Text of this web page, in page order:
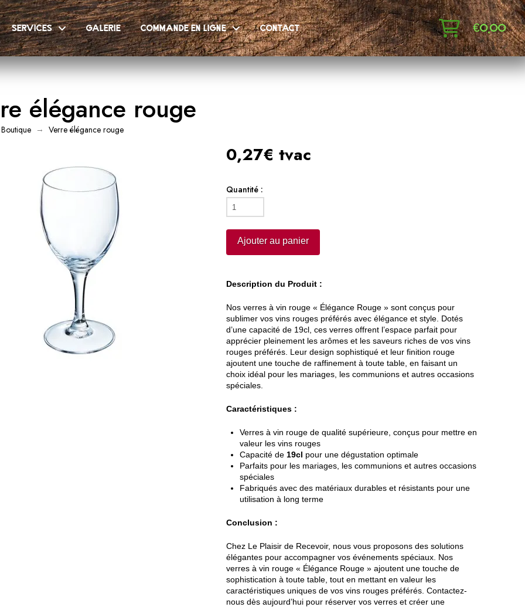
services galerie commande en ligne contact €0,00
élégance rouge
Boutique → Verre élégance rouge
0,27€ tvac
Quantité :
quantité
de
Verre
élégance
Ajouter au panier
Description du Produit :
Nos verres à vin rouge « Élégance Rouge » sont conçus pour
sublimer vos vins rouges préférés avec élégance et style. Dotés
d’une capacité de 19cl, ces verres offrent l’espace parfait pour
apprécier pleinement les arômes et les saveurs riches de vos vins
rouges préférés. Leur design sophistiqué et leur finition rouge
ajoutent une touche de raffinement à toute table, en faisant un
choix idéal pour les mariages, les communions et autres occasions
spéciales.
Caractéristiques :
Verres à vin rouge de qualité supérieure, conçus pour mettre en
valeur les vins rouges
Capacité de 19cl pour une dégustation optimale
Parfaits pour les mariages, les communions et autres occasions
spéciales
Fabriqués avec des matériaux durables et résistants pour une
utilisation à long terme
Conclusion :
Chez Le Plaisir de Recevoir, nous vous proposons des solutions
élégantes pour accompagner vos événements spéciaux. Nos
verres à vin rouge « Élégance Rouge » ajoutent une touche de
sophistication à toute table, tout en mettant en valeur les
caractéristiques uniques de vos vins rouges préférés. Contactez-
nous dès aujourd’hui pour réserver vos verres et créer une